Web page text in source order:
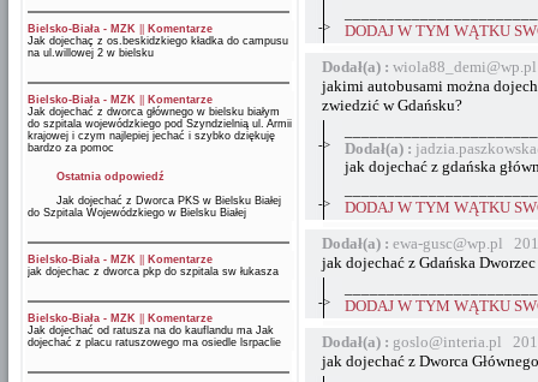
Bielsko-Biała - MZK
Komentarze
Jak dojechaç z os.beskidzkiego kładka do campusu
na ul.willowej 2 w bielsku
Bielsko-Biała - MZK
Komentarze
Jak dojechać z dworca głównego w bielsku białym
do szpitala wojewódzkiego pod Szyndzielnią ul. Armii
krajowej i czym najlepiej jechać i szybko dziękuję
bardzo za pomoc
Ostatnia odpowiedź
Jak dojechać z Dworca PKS w Bielsku Białej
do Szpitala Wojewódzkiego w Bielsku Białej
Bielsko-Biała - MZK
Komentarze
jak dojechac z dworca pkp do szpitala sw łukasza
Bielsko-Biała - MZK
Komentarze
Jak dojechać od ratusza na do kauflandu ma Jak
dojechać z placu ratuszowego ma osiedle lsrpaclie
->
DODAJ W TYM WĄTKU
Dodał(a) :
jakimi autobusami można
zwiedzić w Gdańsku?
->
Dodał(a) :
jak dojechać z gdańska
->
DODAJ W TYM WĄTKU
Dodał(a) : ewa-gusc@wp.pl
jak dojechać z Gdańska
->
DODAJ W TYM WĄTKU
Dodał(a) : goslo@interia.pl
jak dojechać z Dworca